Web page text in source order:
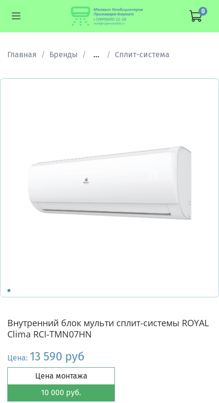
0
Главная Бренды ... Сплит-система
Внутренний блок мульти сплит-системы ROYAL
Clima RCI-TMN07HN
Цена: 13 590 руб
Цена монтажа
10 000 руб.